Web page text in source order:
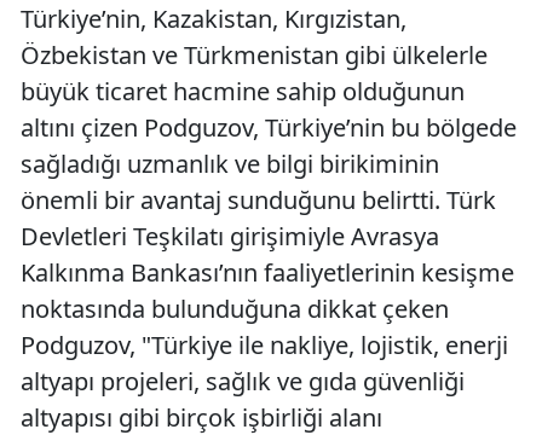
Türkiye’nin, Kazakistan, Kırgızistan,
Özbekistan ve Türkmenistan gibi ülkelerle
büyük ticaret hacmine sahip olduğunun
altını çizen Podguzov, Türkiye’nin bu bölgede
sağladığı uzmanlık ve bilgi birikiminin
önemli bir avantaj sunduğunu belirtti. Türk
Devletleri Teşkilatı girişimiyle Avrasya
Kalkınma Bankası’nın faaliyetlerinin kesişme
noktasında bulunduğuna dikkat çeken
Podguzov, "Türkiye ile nakliye, lojistik, enerji
altyapı projeleri, sağlık ve gıda güvenliği
altyapısı gibi birçok işbirliği alanı